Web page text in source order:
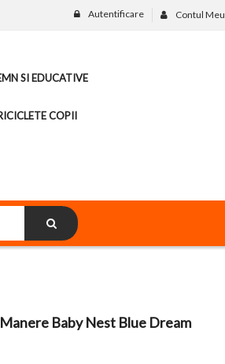
Contul Meu
Autentificare
SI EDUCATIVE
COPII
Baby Nest Blue Dream